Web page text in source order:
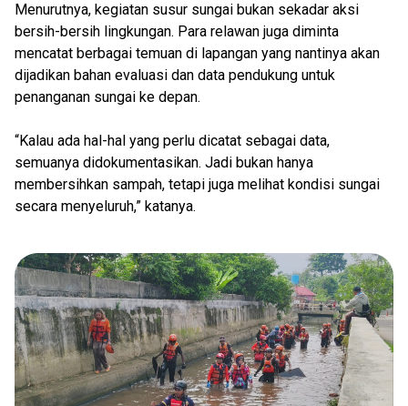
Menurutnya, kegiatan susur sungai bukan sekadar aksi
bersih-bersih lingkungan. Para relawan juga diminta
mencatat berbagai temuan di lapangan yang nantinya akan
dijadikan bahan evaluasi dan data pendukung untuk
penanganan sungai ke depan.
“Kalau ada hal-hal yang perlu dicatat sebagai data,
semuanya didokumentasikan. Jadi bukan hanya
membersihkan sampah, tetapi juga melihat kondisi sungai
secara menyeluruh,” katanya.